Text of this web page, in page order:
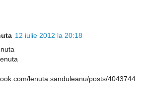
12 iulie 2012 la 20:18
lenuta.sanduleanu/posts/4043744